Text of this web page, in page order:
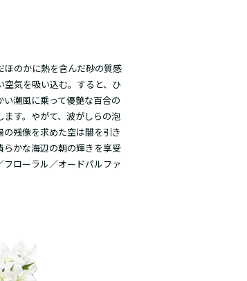
のかに熱を含んだ砂の質感
気を吸い込む。すると、ひ
潮風に乗って優艶な百合の
す。やがて、波がしらの泡
残像を求めた空は闇を引き
かな海辺の朝の輝きを享受
ローラル／オードパルファ